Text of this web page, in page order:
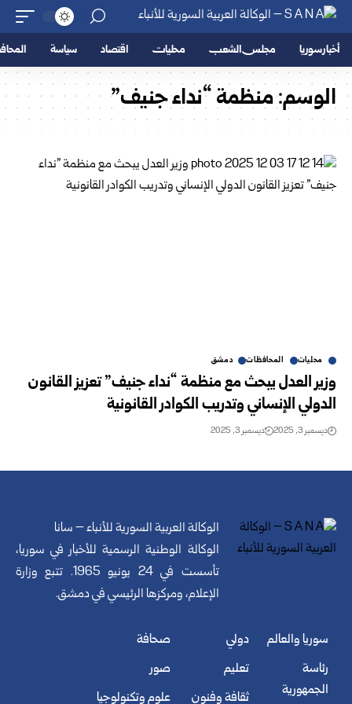
أخبار سوريا مجلس الشعب محليات اقتصاد سياسة
الوسم:منظمة “نداء جنيف”
محليات المحافظات دمشق
وزير العدل يبحث مع منظمة “نداء جنيف” تعزيز القانون
الدولي الإنساني وتدريب الكوادر القانونية
ديسمبر 3, 2025 ديسمبر 3, 2025
الوكالة العربية السورية للأنباء – سانا
الوكالة الوطنية الرسمية للأخبار في سوريا،
تأسست في 24 يونيو 1965. تتبع وزارة
الإعلام، ومركزها الرئيسي في دمشق.
سوريا والعالم
رئاسة
الجمهورية
دولي
تعليم
ثقافة وفنون
صحافة
صور
علوم وتكنولوجيا